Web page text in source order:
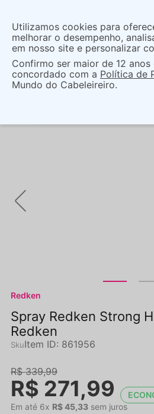
As ofertas e opções
acordo com a região.
O que você procura?
Masculino Finalizador
SPRAY REDKEN STRONG
Redken
Spray Redken Strong
Redken
Item ID: 861956
R$ 339,99
R$ 271,99
Em até 6x R$45,33 sem juros
Utilizamos cookies para
melhorar o desempenho,
em nosso site e personalizar
Confirmo ser maior de 12 anos
concordado com a Política de
Mundo do Cabeleireiro.